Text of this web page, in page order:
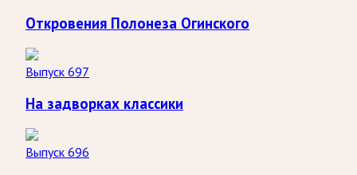
Откровения Полонеза Огинского
Выпуск 697
На задворках классики
Выпуск 696